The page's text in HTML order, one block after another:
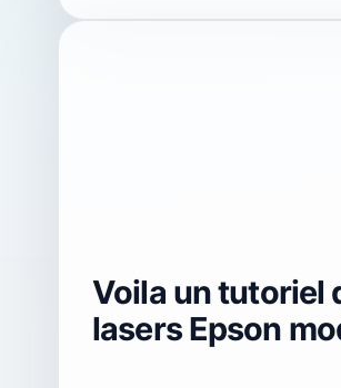
Voila un tutoriel
lasers Epson